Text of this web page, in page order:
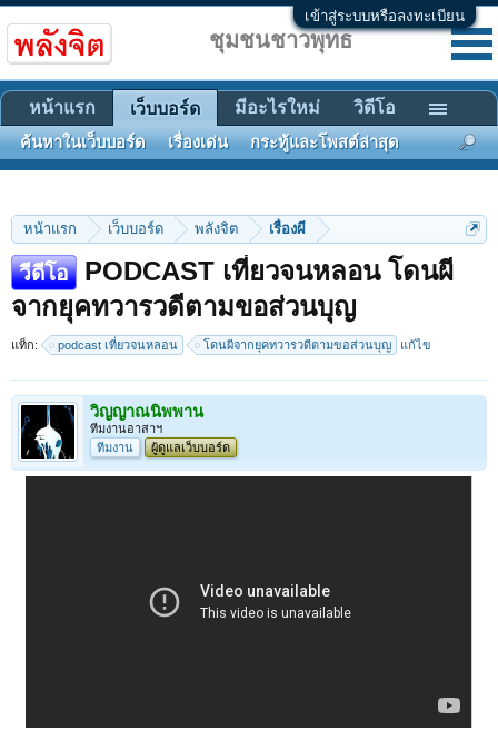
เข้าสู่ระบบหรือลงทะเบียน
หน้าแรก เว็บบอร์ด พลังจิต เรื่องผี
วีดีโอ
PODCAST เที่ยวจนหลอน โดนผี
จากยุคทวารวดีตามขอส่วนบุญ
แท็ก: podcast เที่ยวจนหลอน โดนผีจากยุคทวารวดีตามขอส่วนบุญ แก้ไข
วิญญาณนิพพาน
ทีมงานอาสาฯ
ทีมงาน
ผู้ดูแลเว็บบอร์ด
ชุมชนชาวพุทธ
หน้าแรก เว็บบอร์ด
ค้นหาในเว็บบอร์ด เรื่องเด่น กระทู้และโพสต์ล่าสุด
มีอะไรใหม่ วิดีโอ